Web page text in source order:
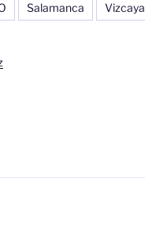
Salamanca Vizcaya